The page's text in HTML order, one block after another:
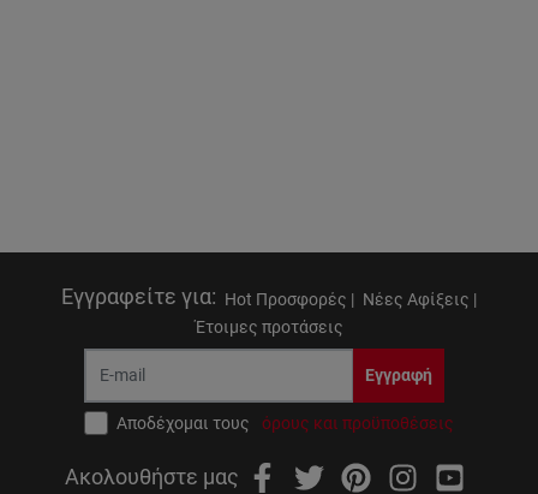
Εγγραφείτε για: Hot Προσφορές | Νέες Αφίξεις |
Έτοιμες προτάσεις
Εγγραφή
Αποδέχομαι τους όρους και προϋποθέσεις
Ακολουθήστε μας